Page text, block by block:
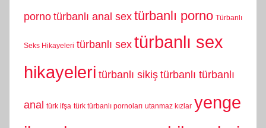
porno türbanlı anal sex türbanlı porno Türbanlı
Seks Hikayeleri türbanlı sex türbanlı sex
hikayeleri türbanlı sikiş türbanlı türbanlı
anal türk ifşa türk türbanlı pornoları utanmaz kızlar yenge